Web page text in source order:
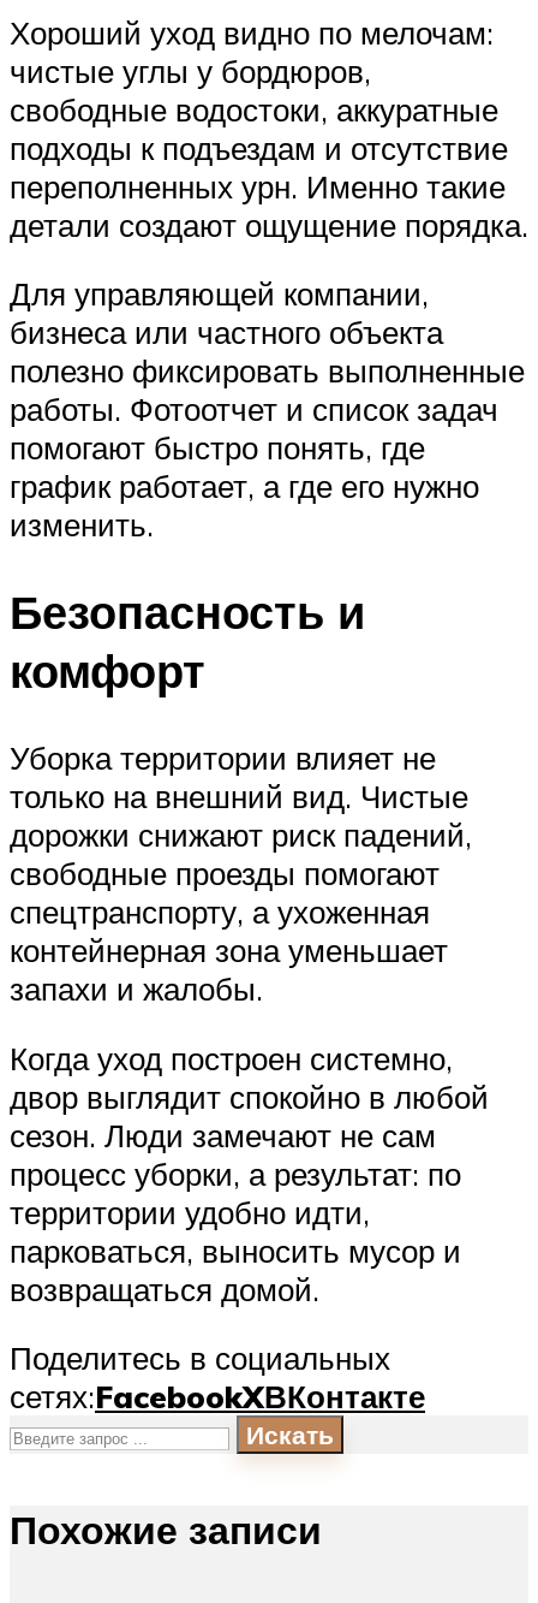
Хороший уход видно по мелочам:
чистые углы у бордюров,
свободные водостоки, аккуратные
подходы к подъездам и отсутствие
переполненных урн. Именно такие
детали создают ощущение порядка.
Для управляющей компании,
бизнеса или частного объекта
полезно фиксировать выполненные
работы. Фотоотчет и список задач
помогают быстро понять, где
график работает, а где его нужно
изменить.
Безопасность и
комфорт
Уборка территории влияет не
только на внешний вид. Чистые
дорожки снижают риск падений,
свободные проезды помогают
спецтранспорту, а ухоженная
контейнерная зона уменьшает
запахи и жалобы.
Когда уход построен системно,
двор выглядит спокойно в любой
сезон. Люди замечают не сам
процесс уборки, а результат: по
территории удобно идти,
парковаться, выносить мусор и
возвращаться домой.
Поделитесь в социальных
сетях:FacebookXВКонтакте
Искать
Похожие записи